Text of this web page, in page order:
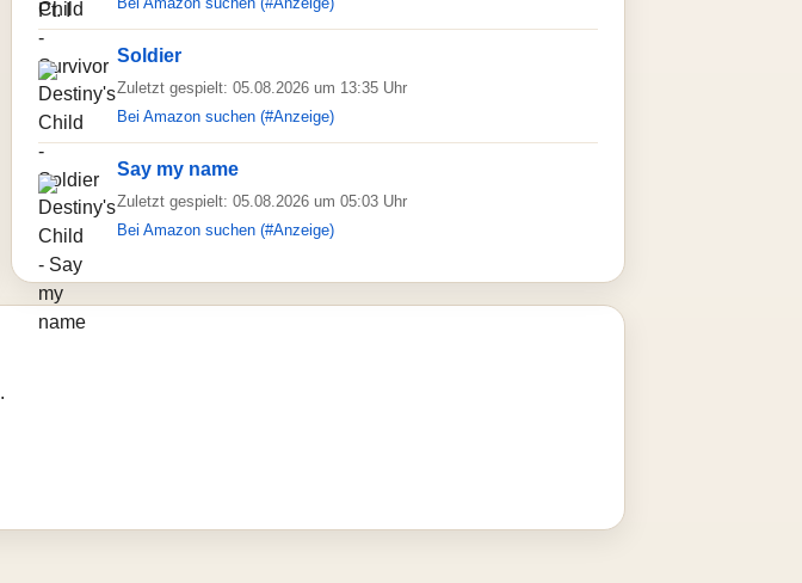
Soldier
Zuletzt gespielt: 05.08.2026 um 13:35 Uhr
Bei Amazon suchen (#Anzeige)
Say my name
Zuletzt gespielt: 05.08.2026 um 05:03 Uhr
Bei Amazon suchen (#Anzeige)
.